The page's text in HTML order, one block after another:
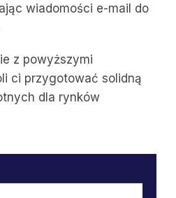
wiadomości e-mail do
z powyższymi
ci przygotować solidną
dla rynków